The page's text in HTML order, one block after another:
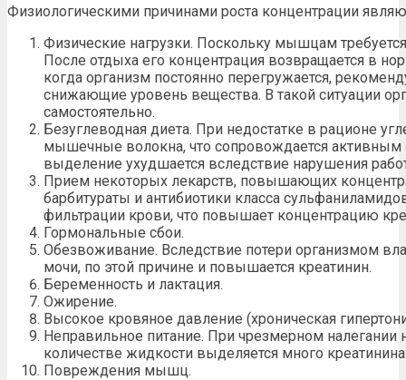
Физиологическими причинами роста концентрации
Физические нагрузки. Поскольку мышцам
После отдыха его концентрация возвращается в
когда организм постоянно перегружается,
снижающие уровень вещества. В такой ситуации
самостоятельно.
Безуглеводная диета. При недостатке в рационе
мышечные волокна, что сопровождается активным
выделение ухудшается вследствие нарушения
Прием некоторых лекарств, повышающих
барбитураты и антибиотики класса
фильтрации крови, что повышает концентрацию
Гормональные сбои.
Обезвоживание. Вследствие потери организмом
мочи, по этой причине и повышается креатинин.
Беременность и лактация.
Ожирение.
Высокое кровяное давление (хроническая
Неправильное питание. При чрезмерном налегании
количестве жидкости выделяется много
Повреждения мышц.